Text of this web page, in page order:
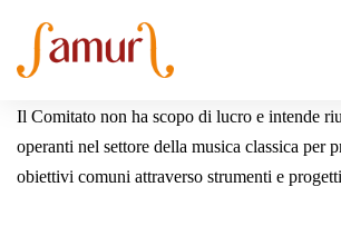
Il Comitato non ha scopo di lucro e intende
operanti nel settore della musica classica per
obiettivi comuni attraverso strumenti e